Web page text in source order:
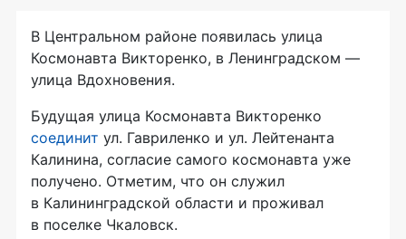
В Центральном районе появилась улица
Космонавта Викторенко, в Ленинградском —
улица Вдохновения.
Будущая улица Космонавта Викторенко
соединит ул. Гавриленко и ул. Лейтенанта
Калинина, согласие самого космонавта уже
получено. Отметим, что он служил
в Калининградской области и проживал
в поселке Чкаловск.